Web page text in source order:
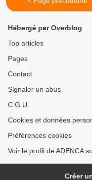
Hébergé par Overblog
Top articles
Pages
Contact
Signaler un abus
C.G.U.
Cookies et données
Préférences cookies
Voir le profil de ADENCA
Créer